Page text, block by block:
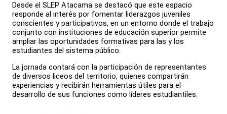
Desde el SLEP Atacama se destacó que este espacio
responde al interés por fomentar liderazgos juveniles
conscientes y participativos, en un entorno donde el trabajo
conjunto con instituciones de educación superior permite
ampliar las oportunidades formativas para las y los
estudiantes del sistema público.
La jornada contará con la participación de representantes
de diversos liceos del territorio, quienes compartirán
experiencias y recibirán herramientas útiles para el
desarrollo de sus funciones como líderes estudiantiles.